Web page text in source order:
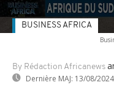
By Rédaction Africanews
Dernière MAJ: 13/08/2024
BUSINESS AFRICA